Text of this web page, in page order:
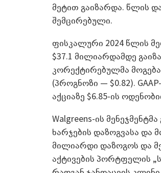
მეტით გაიზარდა. წლის
შემცირებული.
ფისკალური 2024 წლის
$37.1 მილიარდამდე
კორექტირებულმა
(პროგნოზი — $0.82).
აქციაზე $6.85-ის
Walgreens-ის
ხარჯების დაზოგვასა და
მილიარდი დაზოგოს და
აქტივების პორტფელის